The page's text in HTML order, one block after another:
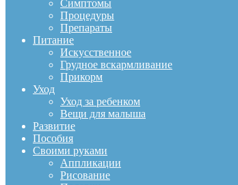
Симптомы
Процедуры
Препараты
Питание
Искусственное
Грудное вскармливание
Прикорм
Уход
Уход за ребенком
Вещи для малыша
Развитие
Пособия
Своими руками
Аппликации
Рисование